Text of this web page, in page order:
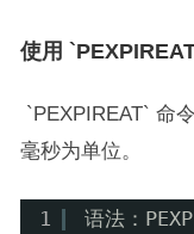
使用
`PEXPIREAT` 命
毫秒为单位。
1 语法：